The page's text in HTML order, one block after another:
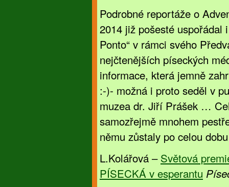
Podrobné reportáže o
2014 již pošesté uspořádal
Ponto“ v rámci svého
nejčtenějších píseckých
informace, která jemně
:-)- možná i proto seděl v
muzea dr. Jiří Prášek …
samozřejmě mnohem
němu zůstaly po celou
L.Kolářová – Světová
PÍSECKÁ v esperantu